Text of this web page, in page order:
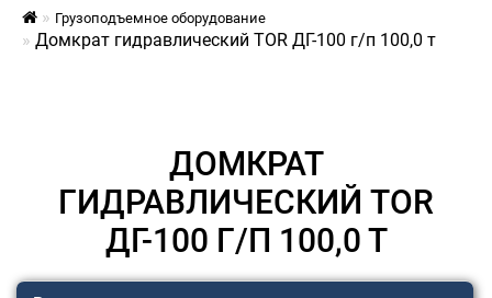
Грузоподъемное оборудование
Домкрат гидравлический TOR ДГ-100 г/п 100,0 т
ДОМКРАТ
ГИДРАВЛИЧЕСКИЙ TOR
ДГ-100 Г/П 100,0 Т